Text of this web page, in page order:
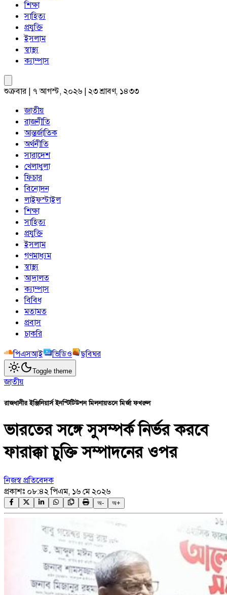
শিক্ষা
সাহিত্য
প্রযুক্তি
ইসলাম
স্বাস্থ্য
ক্যাম্পাস
শুক্রবার | ৭ আগস্ট, ২০২৬ | ২৩ শ্রাবণ, ১৪৩৩
জাতীয়
রাজনীতি
আন্তর্জাতিক
অর্থনীতি
সারাদেশ
খেলাধুলা
ফিচার
বিনোদন
লাইফস্টাইল
শিক্ষা
সাহিত্য
প্রযুক্তি
ইসলাম
গণমাধ্যম
স্বাস্থ্য
আদালত
ক্যাম্পাস
বিবিধ
মতামত
প্রবাস
চাকরি
পিএসআই
ভিডিও ছবিঘর
Toggle theme
জাতীয়
রাজধানীর ইঞ্জিনিয়ার্স ইনস্টিটিউশন মিলনায়তনে মির্জা ফখরুল
ভারতের সঙ্গে সুসম্পর্ক নির্ভর করবে
ফারাক্কা চুক্তি সম্পাদনের ওপর
নিজস্ব প্রতিবেদক
প্রকাশঃ ০৮:৪২ পিএম, ১৬ মে ২০২৬
অ- অ+